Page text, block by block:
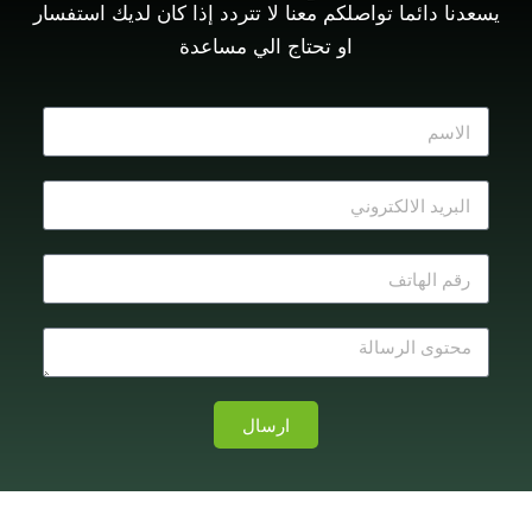
يسعدنا دائما تواصلكم معنا لا تتردد إذا كان لديك استفسار
او تحتاج الي مساعدة
ارسال